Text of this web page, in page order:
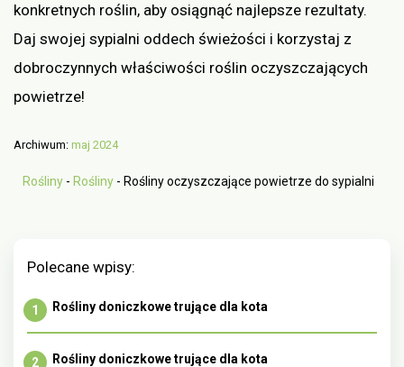
konkretnych roślin, aby osiągnąć najlepsze rezultaty.
Daj swojej sypialni oddech świeżości i korzystaj z
dobroczynnych właściwości roślin oczyszczających
powietrze!
Archiwum: maj 2024
Rośliny - Rośliny - Rośliny oczyszczające powietrze do sypialni
Polecane wpisy:
Rośliny doniczkowe trujące dla kota
Rośliny doniczkowe trujące dla kota